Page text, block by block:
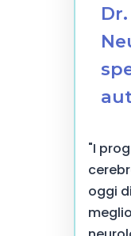
"I
oggi